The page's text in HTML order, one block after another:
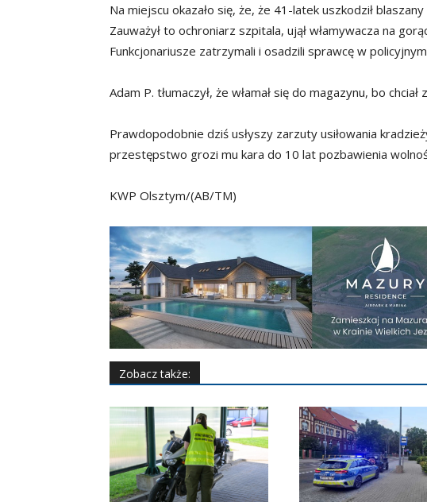
Na miejscu okazało się, że, że 41-latek uszkodził
Zauważył to ochroniarz szpitala, ujął włamywacza na
Funkcjonariusze zatrzymali i osadzili sprawcę w
Adam P. tłumaczył, że włamał się do magazynu, bo
Prawdopodobnie dziś usłyszy zarzuty usiłowania
przestępstwo grozi mu kara do 10 lat pozbawienia
KWP Olsztym/(AB/TM)
Zobacz także: